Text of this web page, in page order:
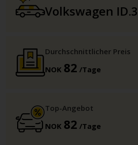
Volkswagen ID.3
Durchschnittlicher Preis
NOK 82 /Tage
Top-Angebot
NOK 82 /Tage